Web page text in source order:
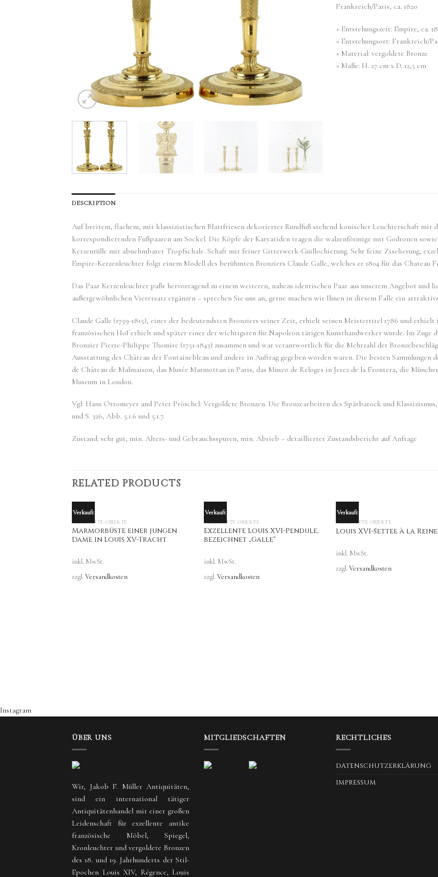
Frankreich/Paris, ca. 1820
» Entstehungszeit: Empire, ca.
» Entstehungsort: Frankreich/
» Material: vergoldete Bronze
» Maße: H. 27 cm x D. 12,5 cm
DESCRIPTION
Auf breitem, flachem, mit klassizistischen Blattfriesen dekorierter Rundfuß stehend konischer Leuchterschaft mit
korrespondierenden Fußpaaren am Sockel. Die Köpfe der Karyatiden tragen die walzenförmige mit Godronen
Kerzentülle mit abnehmbarer Tropfschale. Schaft mit feiner Gitterwerk-Guillochierung. Sehr feine Ziselierung,
Empire-Kerzenleuchter folgt einem Modell des berühmten Bronziers Claude Galle, welches er 1804 für das Chateau
Das Paar Kerzenleuchter paßt hervorragend zu einem weiteren, nahezu identischen Paar aus unserem Angebot und
außergewöhnlichen Vierersatz ergänzen – sprechen Sie uns an, gerne machen wir Ihnen in diesem Falle ein
Claude Galle (1759-1815), einer der bedeutendsten Bronziers seiner Zeit, erhielt seinen Meistertitel 1786 und
französischen Hof erhielt und später einer der wichtigsten für Napoleon tätigen Kunsthandwerker wurde. Im Zuge
Bronzier Pierre-Philippe Thomire (1751-1843) zusammen und war verantwortlich für die Mehrzahl der
Ausstattung des Château der Fontainebleau und andere in Auftrag gegeben worden waren. Die besten Sammlungen
de Château de Malmaison, das Musée Marmottan in Paris, das Museo de Reloges in Jerez de la Frontera, die
Museum in London.
Vgl: Hans Ottomeyer and Peter Pröschel: Vergoldete Bronzen. Die Bronzearbeiten des Spätbarock und Klassizismus,
und S. 326, Abb. 5.1.6 und 5.1.7.
Zustand: sehr gut, min. Alters- und Gebrauchsspuren, min. Abrieb – detaillierter Zustandsbericht auf Anfrage
RELATED PRODUCTS
Verkauft
OUT OF STOCK
VERKAUFTE OBJEKTE
Marmorbüste einer jungen
Dame in Louis XV-Tracht
inkl. MwSt.
zzgl. Versandkosten
Verkauft
OUT OF STOCK
VERKAUFTE OBJEKTE
Exzellente Louis XVI-Pendule,
bezeichnet „Galle“
inkl. MwSt.
zzgl.Versandkosten
Verkauft
OUT OF STOCK
VERKAUFTE OBJEKTE
Louis XVI-Settee à la Reine
inkl. MwSt.
zzgl.Versandkosten
Instagram
ÜBER UNS
Wir, Jakob F. Müller Antiquitäten,
sind ein international tätiger
Antiquitätenhandel mit einer großen
Leidenschaft für exzellente antike
französische Möbel, Spiegel,
Kronleuchter und vergoldete Bronzen
des 18. und 19. Jahrhunderts der Stil-
Epochen Louis XIV, Régence, Louis
MITGLIEDSCHAFTEN RECHTLICHES
DATENSCHUTZERKLÄRUNG
IMPRESSUM